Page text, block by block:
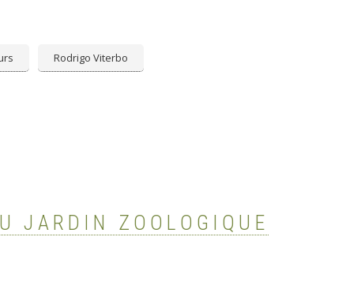
Rodrigo Viterbo
JARDIN ZOOLOGIQUE